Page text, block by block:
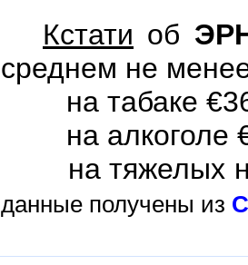
Кстати об
среднем не
на табаке
на алкоголе
на тяжелых
данные получены из